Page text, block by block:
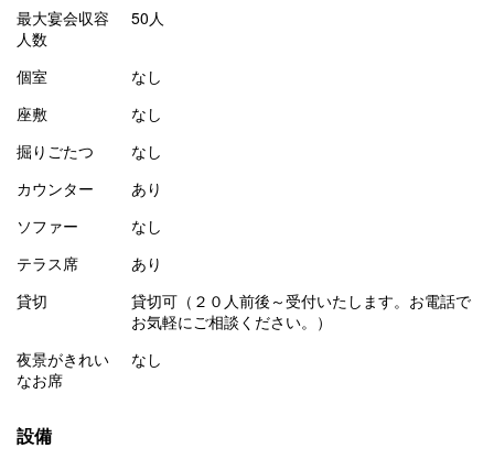
最大宴会収容
人数
50人
個室
なし
座敷
なし
掘りごたつ
なし
カウンター
あり
ソファー
なし
テラス席
あり
貸切
貸切可（２０人前後～受付いたします。お電話で
お気軽にご相談ください。）
夜景がきれい
なお席
なし
設備